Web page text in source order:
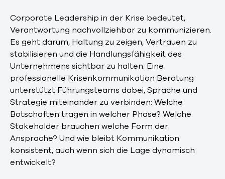
Corporate Leadership in der Krise bedeutet,
Verantwortung nachvollziehbar zu kommunizieren.
Es geht darum, Haltung zu zeigen, Vertrauen zu
stabilisieren und die Handlungsfähigkeit des
Unternehmens sichtbar zu halten. Eine
professionelle Krisenkommunikation Beratung
unterstützt Führungsteams dabei, Sprache und
Strategie miteinander zu verbinden: Welche
Botschaften tragen in welcher Phase? Welche
Stakeholder brauchen welche Form der
Ansprache? Und wie bleibt Kommunikation
konsistent, auch wenn sich die Lage dynamisch
entwickelt?